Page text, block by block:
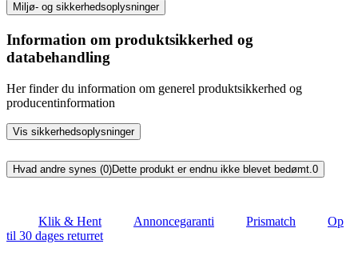
Miljø- og sikkerhedsoplysninger
Information om produktsikkerhed og
databehandling
Her finder du information om generel produktsikkerhed og
producentinformation
Vis sikkerhedsoplysninger
Hvad andre synes (0)Dette produkt er endnu ikke blevet bedømt. 0
Klik & Hent Annoncegaranti Prismatch
Op
til 30 dages returret